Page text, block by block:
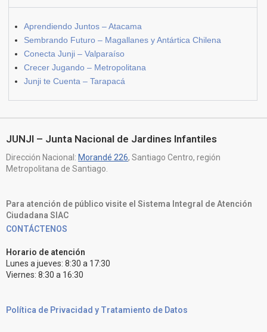
Aprendiendo Juntos – Atacama
Sembrando Futuro – Magallanes y Antártica Chilena
Conecta Junji – Valparaíso
Crecer Jugando – Metropolitana
Junji te Cuenta – Tarapacá
JUNJI – Junta Nacional de Jardines Infantiles
Dirección Nacional: Morandé 226, Santiago Centro, región
Metropolitana de Santiago.
Para atención de público visite el Sistema Integral de Atención
Ciudadana SIAC
CONTÁCTENOS
Horario de atención
Lunes a jueves: 8:30 a 17:30
Viernes: 8:30 a 16:30
Política de Privacidad y Tratamiento de Datos